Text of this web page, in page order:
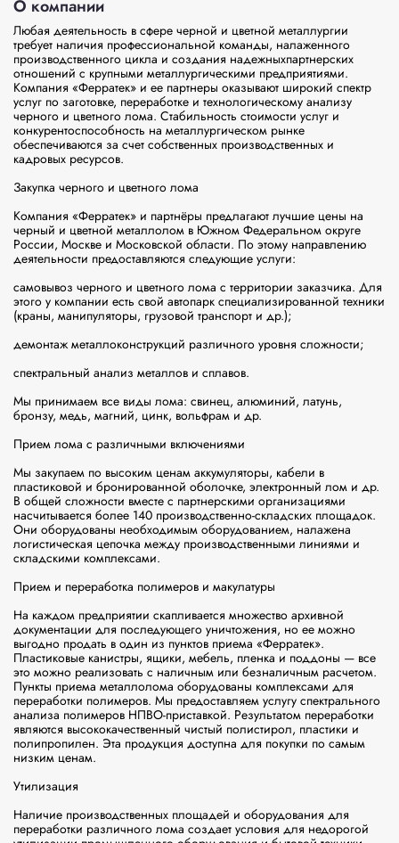
О компании
Любая деятельность в сфере черной и цветной металлургии
требует наличия профессиональной команды, налаженного
производственного цикла и создания надежныхпартнерских
отношений с крупными металлургическими предприятиями.
Компания «Ферратек» и ее партнеры оказывают широкий спектр
услуг по заготовке, переработке и технологическому анализу
черного и цветного лома. Стабильность стоимости услуг и
конкурентоспособность на металлургическом рынке
обеспечиваются за счет собственных производственных и
кадровых ресурсов.
Закупка черного и цветного лома
Компания «Ферратек» и партнёры предлагают лучшие цены на
черный и цветной металлолом в Южном Федеральном округе
России, Москве и Московской области. По этому направлению
деятельности предоставляются следующие услуги:
самовывоз черного и цветного лома с территории заказчика. Для
этого у компании есть свой автопарк специализированной техники
(краны, манипуляторы, грузовой транспорт и др.);
демонтаж металлоконструкций различного уровня сложности;
спектральный анализ металлов и сплавов.
Мы принимаем все виды лома: свинец, алюминий, латунь,
бронзу, медь, магний, цинк, вольфрам и др.
Прием лома с различными включениями
Мы закупаем по высоким ценам аккумуляторы, кабели в
пластиковой и бронированной оболочке, электронный лом и др.
В общей сложности вместе с партнерскими организациями
насчитывается более 140 производственно-складских площадок.
Они оборудованы необходимым оборудованием, налажена
логистическая цепочка между производственными линиями и
складскими комплексами.
Прием и переработка полимеров и макулатуры
На каждом предприятии скапливается множество архивной
документации для последующего уничтожения, но ее можно
выгодно продать в один из пунктов приема «Ферратек».
Пластиковые канистры, ящики, мебель, пленка и поддоны — все
это можно реализовать с наличным или безналичным расчетом.
Пункты приема металлолома оборудованы комплексами для
переработки полимеров. Мы предоставляем услугу спектрального
анализа полимеров НПВО-приставкой. Результатом переработки
являются высококачественный чистый полистирол, пластики и
полипропилен. Эта продукция доступна для покупки по самым
низким ценам.
Утилизация
Наличие производственных площадей и оборудования для
переработки различного лома создает условия для недорогой